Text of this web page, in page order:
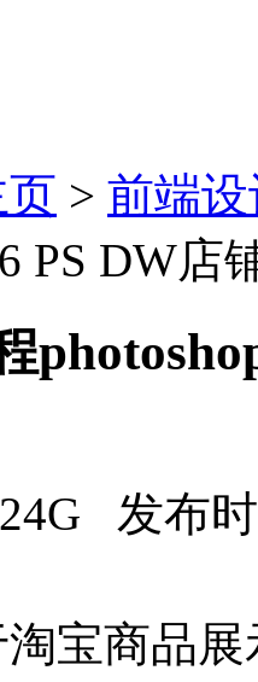
页 > 前端
PS DW
发布
宝商品